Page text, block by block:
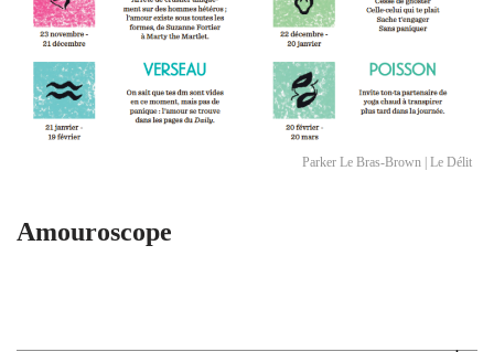
Parker Le Bras-Brown | Le Délit
Amouroscope